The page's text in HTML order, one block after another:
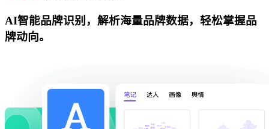
AI智能品牌识别，解析海量品牌数据，轻松掌握品
牌动向。